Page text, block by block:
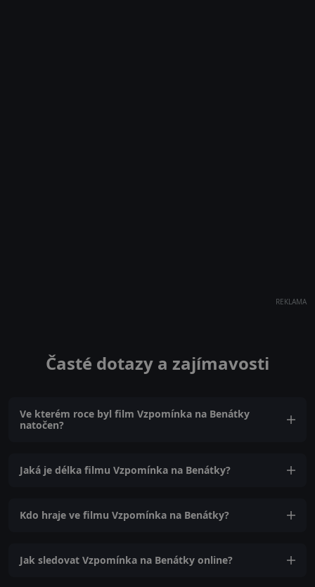
REKLAMA
Časté dotazy a zajímavosti
Ve kterém roce byl film Vzpomínka na Benátky
natočen?
Jaká je délka filmu Vzpomínka na Benátky?
Kdo hraje ve filmu Vzpomínka na Benátky?
Jak sledovat Vzpomínka na Benátky online?